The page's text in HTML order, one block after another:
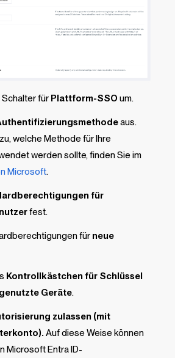
für Plattform-SSO um.
aus.
welche Methode für Ihre
werden sollte, finden Sie im
Microsoft.
für
fest.
für neue
Kontrollkästchen für Schlüssel
Geräte.
zulassen (mit
Auf diese Weise können
Microsoft Entra ID-